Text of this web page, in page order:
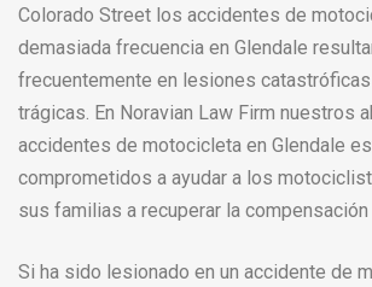
Colorado Street los accidentes de
demasiada frecuencia en Glendale
frecuentemente en lesiones
trágicas. En Noravian Law Firm nuestros
accidentes de motocicleta en Glendale
comprometidos a ayudar a los
sus familias a recuperar la compensación
Si ha sido lesionado en un accidente de